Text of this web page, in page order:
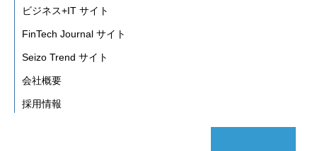
ビジネス+IT サイト
FinTech Journal サイト
Seizo Trend サイト
会社概要
採用情報